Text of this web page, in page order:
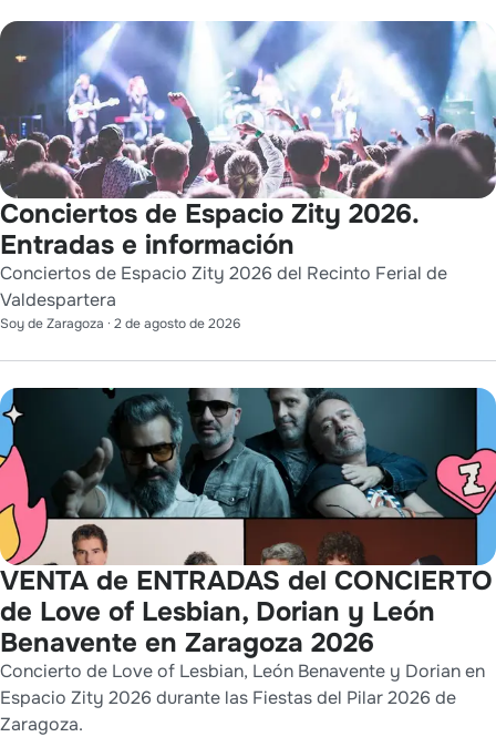
Conciertos de Espacio Zity 2026.
Entradas e información
Conciertos de Espacio Zity 2026 del Recinto Ferial de
Valdespartera
Soy de Zaragoza · 2 de agosto de 2026
VENTA de ENTRADAS del CONCIERTO
de Love of Lesbian, Dorian y León
Benavente en Zaragoza 2026
Concierto de Love of Lesbian, León Benavente y Dorian en
Espacio Zity 2026 durante las Fiestas del Pilar 2026 de
Zaragoza.